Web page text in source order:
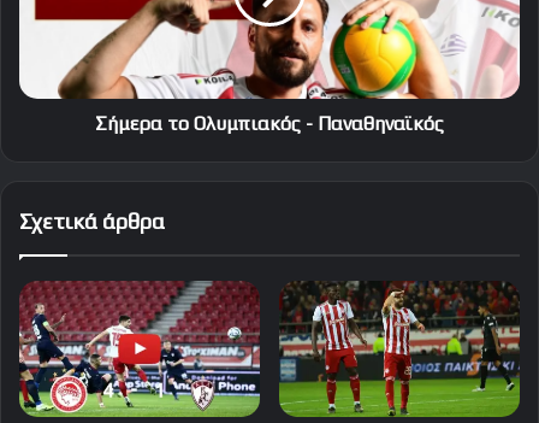
Σήμερα το Ολυμπιακός - Παναθηναϊκός
Σχετικά άρθρα